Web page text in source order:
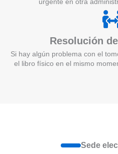
Resolución
Si hay algún problema con el
el libro físico en el mismo
Sede